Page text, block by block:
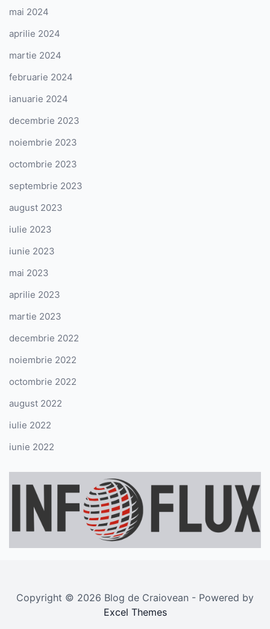
mai 2024
aprilie 2024
martie 2024
februarie 2024
ianuarie 2024
decembrie 2023
noiembrie 2023
octombrie 2023
septembrie 2023
august 2023
iulie 2023
iunie 2023
mai 2023
aprilie 2023
martie 2023
decembrie 2022
noiembrie 2022
octombrie 2022
august 2022
iulie 2022
iunie 2022
Copyright © 2026 Blog de Craiovean - Powered by
Excel Themes